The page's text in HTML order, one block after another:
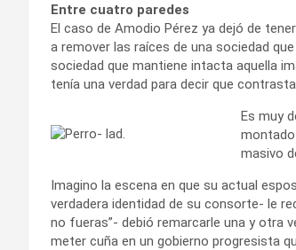
Entre cuatro paredes
El caso de Amodio Pérez ya dejó de
a remover las raíces de una sociedad
sociedad que mantiene intacta aquella
tenía una verdad para decir que
Es muy
montado
masivo
Imagino la escena en que su actual
verdadera identidad de su consorte- le
no fueras”- debió remarcarle una y otra
meter cuña en un gobierno progresista